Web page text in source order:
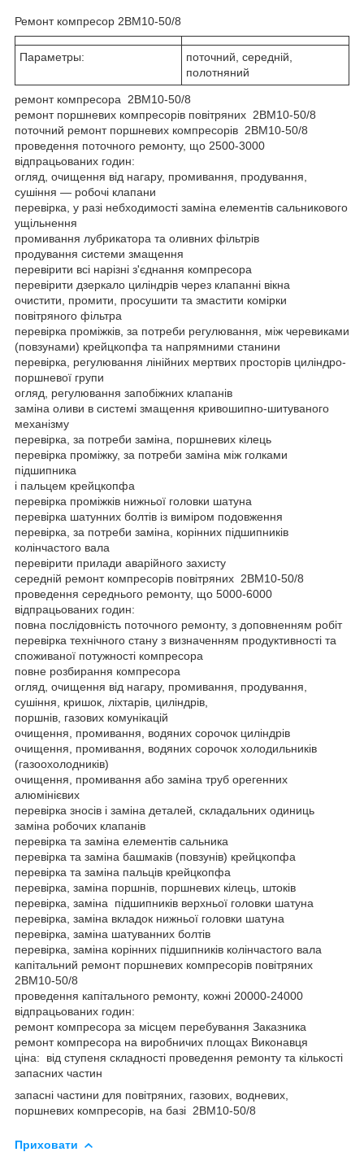
Ремонт компресор 2ВМ10-50/8
Параметры:
поточний, середній,
полотняний
ремонт компресора 2ВМ10-50/8
ремонт поршневих компресорів повітряних 2ВМ10-50/8
поточний ремонт поршневих компресорів 2ВМ10-50/8
проведення поточного ремонту, що 2500-3000
відпрацьованих годин:
огляд, очищення від нагару, промивання, продування,
сушіння — робочі клапани
перевірка, у разі небходимості заміна елементів сальникового
ущільнення
промивання лубрикатора та оливних фільтрів
продування системи змащення
перевірити всі нарізні з'єднання компресора
перевірити дзеркало циліндрів через клапанні вікна
очистити, промити, просушити та змастити комірки
повітряного фільтра
перевірка проміжків, за потреби регулювання, між черевиками
(повзунами) крейцкопфа та напрямними станини
перевірка, регулювання лінійних мертвих просторів циліндро-
поршневої групи
огляд, регулювання запобіжних клапанів
заміна оливи в системі змащення кривошипно-шитуваного
механізму
перевірка, за потреби заміна, поршневих кілець
перевірка проміжку, за потреби заміна між голками
підшипника
і пальцем крейцкопфа
перевірка проміжків нижньої головки шатуна
перевірка шатунних болтів із виміром подовження
перевірка, за потреби заміна, корінних підшипників
колінчастого вала
перевірити прилади аварійного захисту
середній ремонт компресорів повітряних 2ВМ10-50/8
проведення середнього ремонту, що 5000-6000
відпрацьованих годин:
повна послідовність поточного ремонту, з доповненням робіт
перевірка технічного стану з визначенням продуктивності та
споживаної потужності компресора
повне розбирання компресора
огляд, очищення від нагару, промивання, продування,
сушіння, кришок, ліхтарів, циліндрів,
поршнів, газових комунікацій
очищення, промивання, водяних сорочок циліндрів
очищення, промивання, водяних сорочок холодильників
(газоохолодників)
очищення, промивання або заміна труб орегенних
алюмінієвих
перевірка зносів і заміна деталей, складальних одиниць
заміна робочих клапанів
перевірка та заміна елементів сальника
перевірка та заміна башмаків (повзунів) крейцкопфа
перевірка та заміна пальців крейцкопфа
перевірка, заміна поршнів, поршневих кілець, штоків
перевірка, заміна підшипників верхньої головки шатуна
перевірка, заміна вкладок нижньої головки шатуна
перевірка, заміна шатуванних болтів
перевірка, заміна корінних підшипників колінчастого вала
капітальний ремонт поршневих компресорів повітряних
2ВМ10-50/8
проведення капітального ремонту, кожні 20000-24000
відпрацьованих годин:
ремонт компресора за місцем перебування Заказника
ремонт компресора на виробничих площах Виконавця
ціна: від ступеня складності проведення ремонту та кількості
запасних частин
запасні частини для повітряних, газових, водневих,
поршневих компресорів, на базі 2ВМ10-50/8
Приховати